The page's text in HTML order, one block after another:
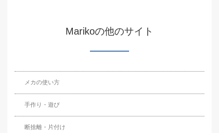
Marikoの他のサイト
メカの使い方
手作り・遊び
断捨離・片付け